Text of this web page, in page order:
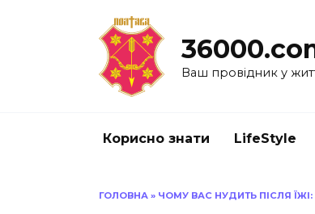
Ваш провідник у
Корисно знати LifeStyle
ГОЛОВНА » ЧОМУ ВАС НУДИТЬ ПІСЛЯ